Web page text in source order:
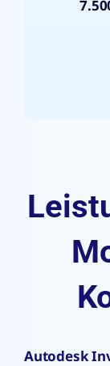
Autodesk